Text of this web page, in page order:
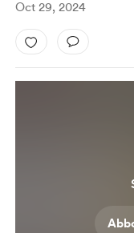
Oct 29, 2024